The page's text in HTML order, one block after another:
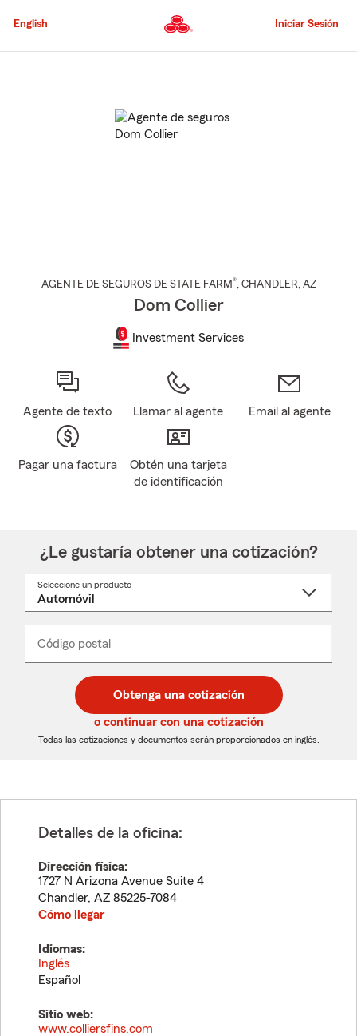
al
principal
English Iniciar Sesión
AGENTE DE SEGUROS DE STATE FARM®, CHANDLER, AZ
Dom Collier
Investment Services
Agente de texto Llamar al agente Email al agente
Pagar una factura
Obtén una tarjeta
de identificación
¿Le gustaría obtener una cotización?
Seleccione un producto
desplegable
Código postal
de
5
dígitos
de
5
dígitos
_____
Obtenga una cotización
o continuar con una cotización
Todas las cotizaciones y documentos serán proporcionados en inglés.
Detalles de la oficina:
Dirección física:
1727 N Arizona Avenue Suite 4
Chandler, AZ 85225-7084
Cómo llegar
Idiomas:
Inglés
Español
Sitio web:
www.colliersfins.com